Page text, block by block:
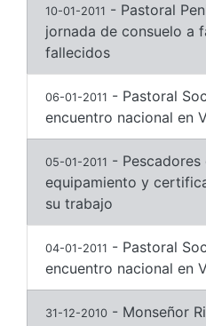
10-01-2011 - Pastoral
jornada de consuelo a
fallecidos
06-01-2011 - Pastoral
encuentro nacional en
05-01-2011 - Pescadores
equipamiento y
su trabajo
04-01-2011 - Pastoral
encuentro nacional en
31-12-2010 - Monseñor